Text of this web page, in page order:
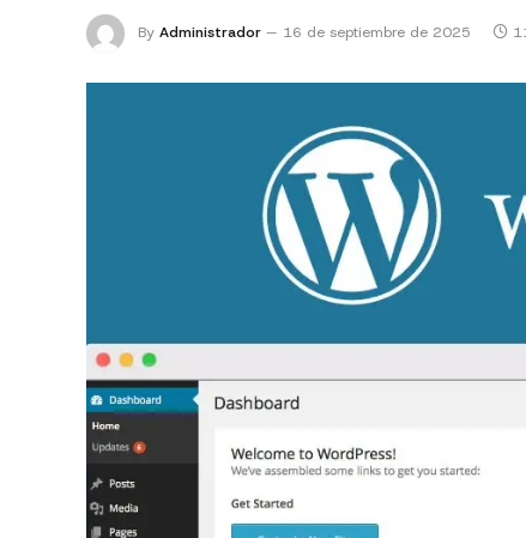
By Administrador 16 de septiembre de 2025